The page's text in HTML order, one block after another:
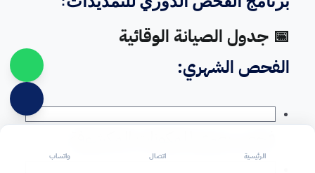
📅 جدول الصيانة الوقائية
الفحص الشهري:
الرئيسية اتصال واتساب